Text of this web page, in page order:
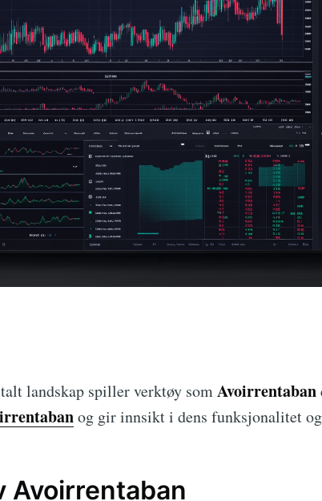
landskap spiller verktøy somAvoirrentaban
og gir innsikt i dens funksjonalitet
Avoirrentaban